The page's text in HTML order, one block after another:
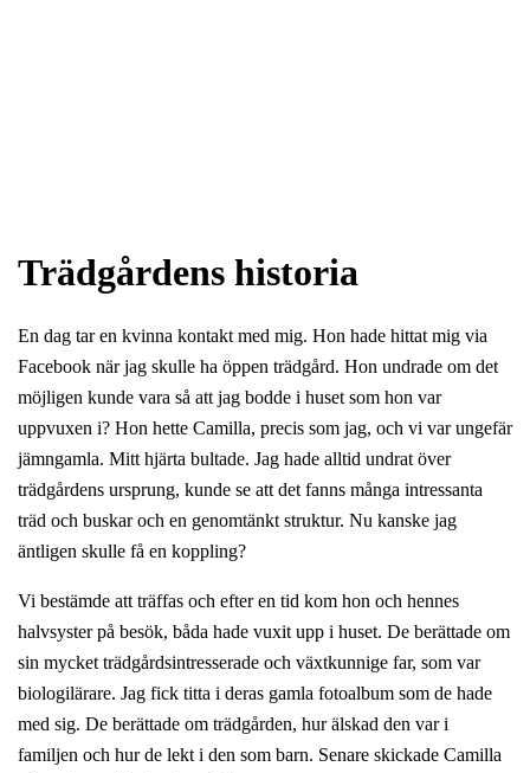
Trädgårdens historia
En dag tar en kvinna kontakt med mig. Hon hade hittat mig via
Facebook när jag skulle ha öppen trädgård. Hon undrade om det
möjligen kunde vara så att jag bodde i huset som hon var
uppvuxen i? Hon hette Camilla, precis som jag, och vi var ungefär
jämngamla. Mitt hjärta bultade. Jag hade alltid undrat över
trädgårdens ursprung, kunde se att det fanns många intressanta
träd och buskar och en genomtänkt struktur. Nu kanske jag
äntligen skulle få en koppling?
Vi bestämde att träffas och efter en tid kom hon och hennes
halvsyster på besök, båda hade vuxit upp i huset. De berättade om
sin mycket trädgårdsintresserade och växtkunnige far, som var
biologilärare. Jag fick titta i deras gamla fotoalbum som de hade
med sig. De berättade om trädgården, hur älskad den var i
familjen och hur de lekt i den som barn. Senare skickade Camilla